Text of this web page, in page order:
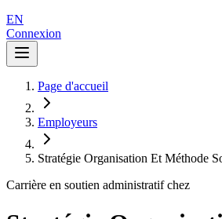
EN
Connexion
Page d'accueil
Employeurs
Stratégie Organisation Et Méthode
Carrière en soutien administratif chez